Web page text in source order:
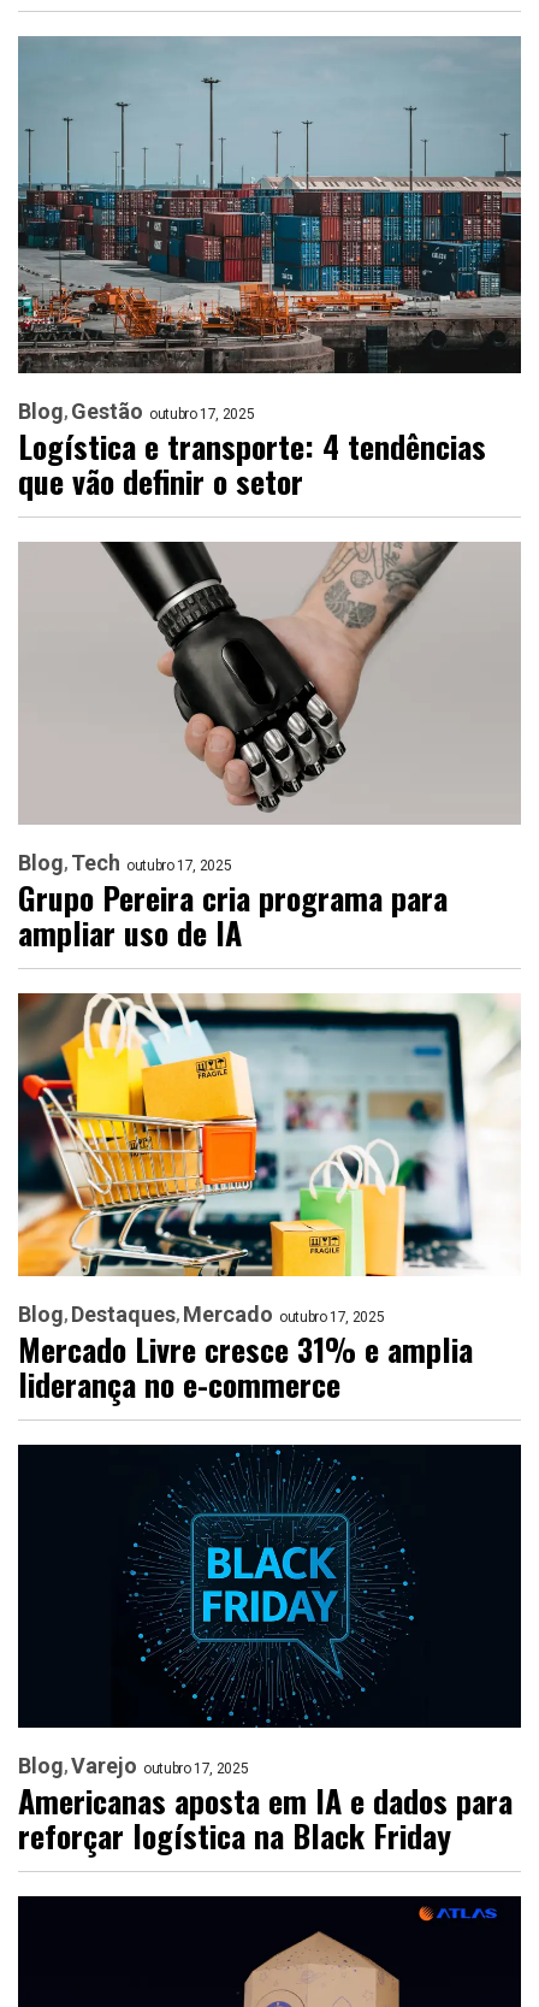
Blog Gestão outubro 17, 2025
Logística e transporte: 4 tendências
que vão definir o setor
Blog Tech outubro 17, 2025
Grupo Pereira cria programa para
ampliar uso de IA
Blog Destaques Mercado outubro 17, 2025
Mercado Livre cresce 31% e amplia
liderança no e-commerce
Blog Varejo outubro 17, 2025
Americanas aposta em IA e dados para
reforçar logística na Black Friday